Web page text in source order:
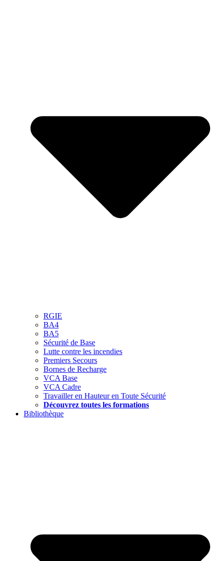
RGIE
BA4
BA5
Sécurité de Base
Lutte contre les incendies
Premiers Secours
Bornes de Recharge
VCA Base
VCA Cadre
Travailler en Hauteur en Toute Sécurité
Découvrez toutes les formations
Bibliothèque